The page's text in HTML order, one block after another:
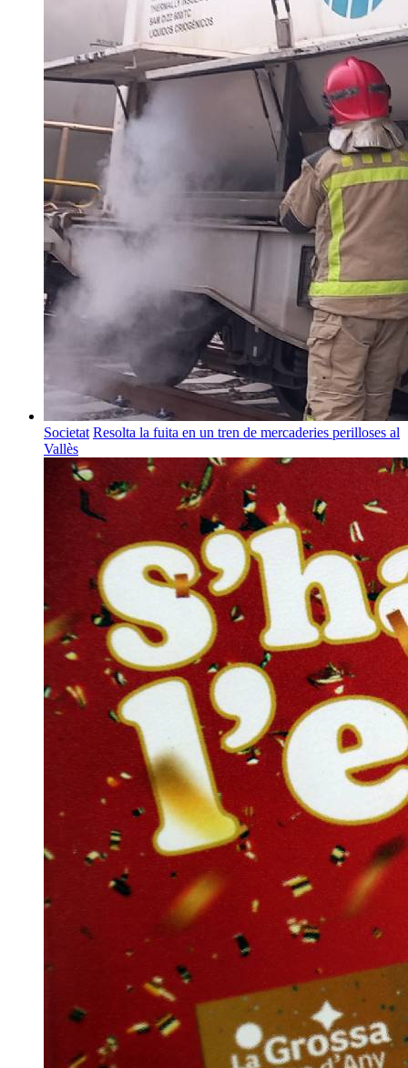
Societat Resolta la fuita en un tren de mercaderies perilloses al
Vallès